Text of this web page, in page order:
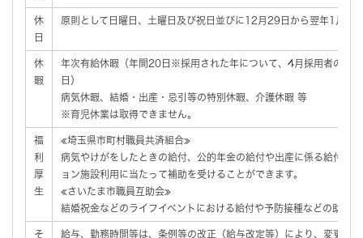
休
日
原則として日曜日、土曜日及び祝日並びに12月29日から翌年1月3日
休
暇
年次有給休暇（年間20日※採用された年について、4月採用者の場
日）
病気休暇、結婚・出産・忌引等の特別休暇、介護休暇 等
※育児休業は取得できません。
福
利
厚
生
≪埼玉県市町村職員共済組合≫
病気やけがをしたときの給付、公的年金の給付や出産に係る給付の
ョン施設利用に当たって補助を受けることができます。
≪さいたま市職員互助会≫
結婚祝金などのライフイベントにおける給付や予防接種などの助成
そ
給与、勤務時間等は、条例等の改正（給与改定等）により、変更（